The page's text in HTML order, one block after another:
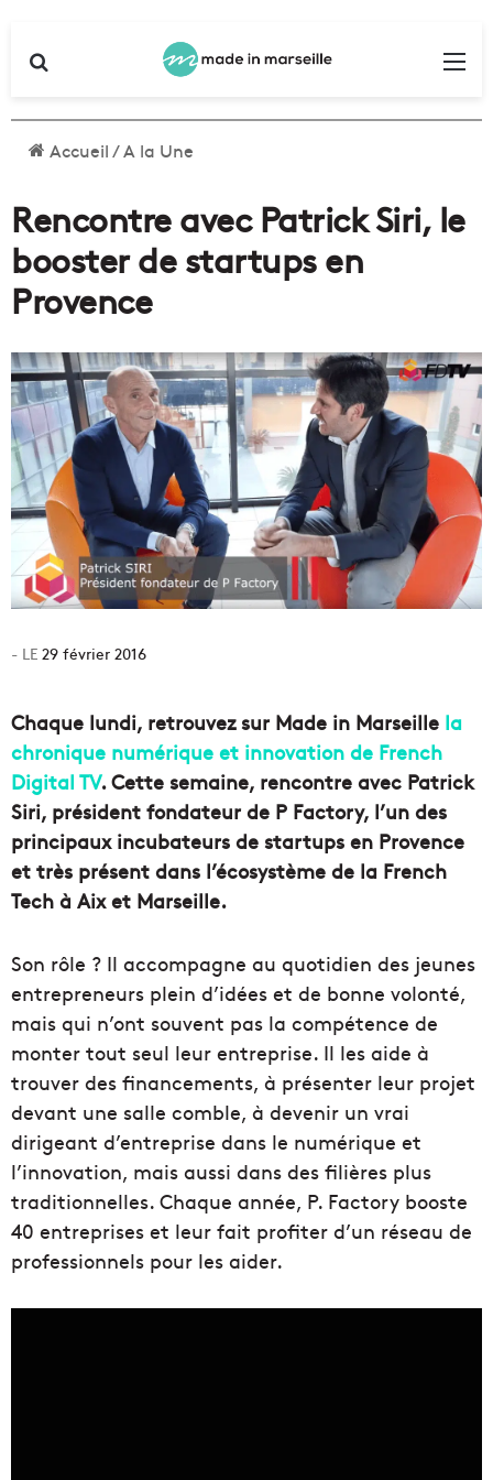
Accueil/A la Une
Rencontre avec Patrick Siri, le
booster de startups en
Provence
29 février 2016
Chaque lundi, retrouvez sur Made in Marseille la
chronique numérique et innovation de French
Digital TV. Cette semaine, rencontre avec Patrick
Siri, président fondateur de P Factory, l’un des
principaux incubateurs de startups en Provence
et très présent dans l’écosystème de la French
Tech à Aix et Marseille.
Son rôle ? Il accompagne au quotidien des jeunes
entrepreneurs plein d’idées et de bonne volonté,
mais qui n’ont souvent pas la compétence de
monter tout seul leur entreprise. Il les aide à
trouver des financements, à présenter leur projet
devant une salle comble, à devenir un vrai
dirigeant d’entreprise dans le numérique et
l’innovation, mais aussi dans des filières plus
traditionnelles. Chaque année, P. Factory booste
40 entreprises et leur fait profiter d’un réseau de
professionnels pour les aider.